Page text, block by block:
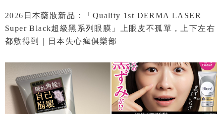
2026日本藥妝新品：「Quality 1st DERMA LASER
Super Black超級黑系列眼膜」上眼皮不孤單，上下左右
都敷得到｜日本失心瘋俱樂部